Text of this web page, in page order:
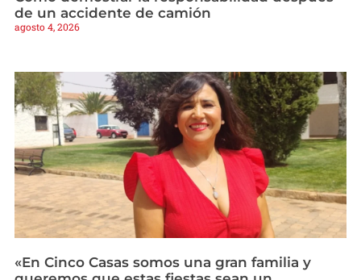
de un accidente de camión
agosto 4, 2026
«En Cinco Casas somos una gran familia y